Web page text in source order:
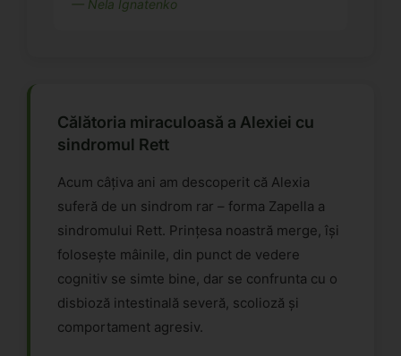
— Nela Ignatenko
Călătoria miraculoasă a Alexiei cu
sindromul Rett
Acum câțiva ani am descoperit că Alexia
suferă de un sindrom rar – forma Zapella a
sindromului Rett. Prințesa noastră merge, își
folosește mâinile, din punct de vedere
cognitiv se simte bine, dar se confrunta cu o
disbioză intestinală severă, scolioză și
comportament agresiv.